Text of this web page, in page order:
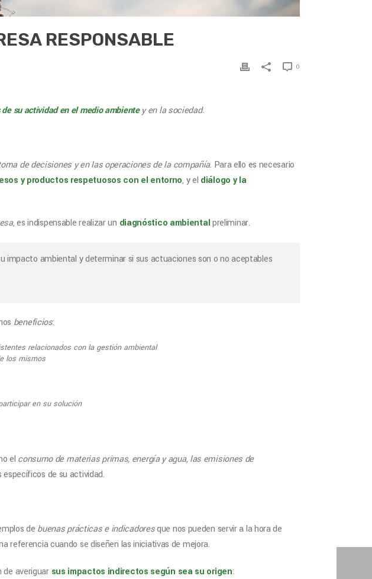
RESPONSABLE
0
su actividad en el medio ambientey en la sociedad.
de decisiones y en las operaciones de la compañía. Para ello es necesario
y productos respetuosos con el entorno, y el diálogo y la
, es indispensable realizar un diagnóstico ambientalpreliminar.
ambiental y determinar si sus actuaciones son o no aceptables
beneficios:
relacionados con la gestión ambiental
los mismos
en su solución
el consumo de materias primas, energía y agua, las emisiones de
de su actividad.
de buenas prácticas e indicadoresque nos pueden servir a la hora de
referencia cuando se diseñen las iniciativas de mejora.
de averiguar sus impactos indirectos según sea su origen: